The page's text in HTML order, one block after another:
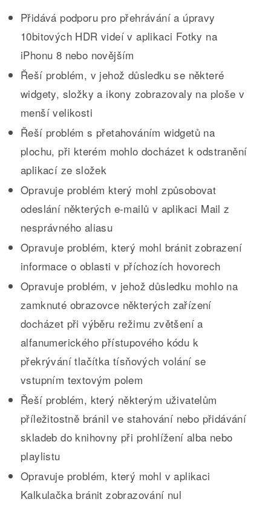
Přidává podporu pro přehrávání a úpravy
10bitových HDR videí v aplikaci Fotky na
iPhonu 8 nebo novějším
Řeší problém, v jehož důsledku se některé
widgety, složky a ikony zobrazovaly na ploše v
menší velikosti
Řeší problém s přetahováním widgetů na
plochu, při kterém mohlo docházet k odstranění
aplikací ze složek
Opravuje problém který mohl způsobovat
odeslání některých e-mailů v aplikaci Mail z
nesprávného aliasu
Opravuje problém, který mohl bránit zobrazení
informace o oblasti v příchozích hovorech
Opravuje problém, v jehož důsledku mohlo na
zamknuté obrazovce některých zařízení
docházet při výběru režimu zvětšení a
alfanumerického přístupového kódu k
překrývání tlačítka tísňových volání se
vstupním textovým polem
Řeší problém, který některým uživatelům
příležitostně bránil ve stahování nebo přidávání
skladeb do knihovny při prohlížení alba nebo
playlistu
Opravuje problém, který mohl v aplikaci
Kalkulačka bránit zobrazování nul